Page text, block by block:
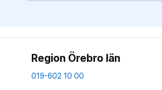
Region Örebro län
019-602 10 00